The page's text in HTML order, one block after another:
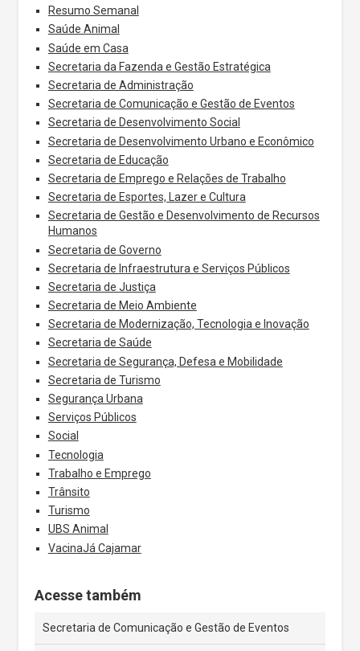
Resumo Semanal
Saúde Animal
Saúde em Casa
Secretaria da Fazenda e Gestão Estratégica
Secretaria de Administração
Secretaria de Comunicação e Gestão de Eventos
Secretaria de Desenvolvimento Social
Secretaria de Desenvolvimento Urbano e Econômico
Secretaria de Educação
Secretaria de Emprego e Relações de Trabalho
Secretaria de Esportes, Lazer e Cultura
Secretaria de Gestão e Desenvolvimento de Recursos
Humanos
Secretaria de Governo
Secretaria de Infraestrutura e Serviços Públicos
Secretaria de Justiça
Secretaria de Meio Ambiente
Secretaria de Modernização, Tecnologia e Inovação
Secretaria de Saúde
Secretaria de Segurança, Defesa e Mobilidade
Secretaria de Turismo
Segurança Urbana
Serviços Públicos
Social
Tecnologia
Trabalho e Emprego
Trânsito
Turismo
UBS Animal
VacinaJá Cajamar
Acesse também
Secretaria de Comunicação e Gestão de Eventos